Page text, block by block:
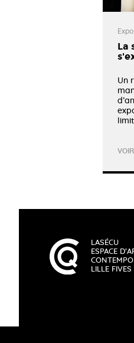
La
Un
VOIR
LASÉCU
ESPACE
LILLE FIVES